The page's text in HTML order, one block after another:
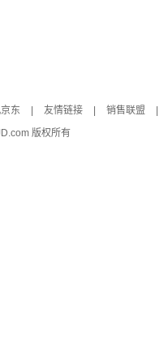
东 友情链接 销售联盟
版权所有